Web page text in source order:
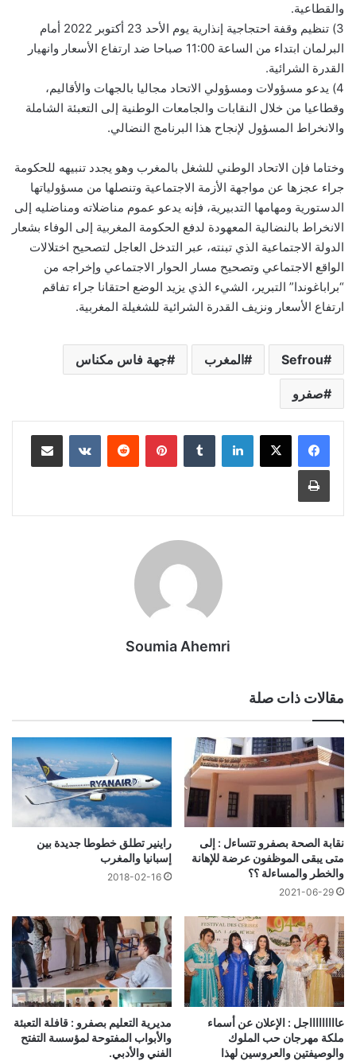
والقطاعية.
3) تنظيم وقفة احتجاجية إنذارية يوم الأحد 23 أكتوبر 2022 أمام
البرلمان ابتداء من الساعة 11:00 صباحا ضد ارتفاع الأسعار وانهيار
القدرة الشرائية.
4) يدعو مسؤولات ومسؤولي الاتحاد مجاليا بالجهات والأقاليم،
وقطاعيا من خلال النقابات والجامعات الوطنية إلى التعبئة الشاملة
والانخراط المسؤول لإنجاح هذا البرنامج النضالي.
وختاما فإن الاتحاد الوطني للشغل بالمغرب وهو يجدد تنبيهه للحكومة
جراء عجزها عن مواجهة الأزمة الاجتماعية وتنصلها من مسؤولياتها
الدستورية ومهامها التدبيرية، فإنه يدعو عموم مناضلاته ومناضليه إلى
الانخراط بالنضالية المعهودة لدفع الحكومة المغربية إلى الوفاء بشعار
الدولة الاجتماعية الذي تبنته، عبر التدخل العاجل لتصحيح اختلالات
الواقع الاجتماعي وتصحيح مسار الحوار الاجتماعي وإخراجه من
“براباغوندا” التبرير، الشيء الذي يزيد الوضع احتقانا جراء تفاقم
ارتفاع الأسعار ونزيف القدرة الشرائية للشغيلة المغربية.
Sefrou المغرب جهة فاس مكناس
صفرو
لينكدإن بينتيريست مشاركة عبر البريد
طباعة
Soumia Ahemri
مقالات ذات صلة
نقابة الصحة بصفرو تتساءل : إلى
متى يبقى الموظفون عرضة للإهانة
والخطر والمساءلة ؟؟
2021-06-29
راينير تطلق خطوطا جديدة بين
إسبانيا والمغرب
2018-02-16
عاااااااااجل : الإعلان عن أسماء
ملكة مهرجان حب الملوك
والوصيفتين والعروسين لهذا
مديرية التعليم بصفرو : قافلة التعبئة
والأبواب المفتوحة لمؤسسة التفتح
الفني والأدبي.